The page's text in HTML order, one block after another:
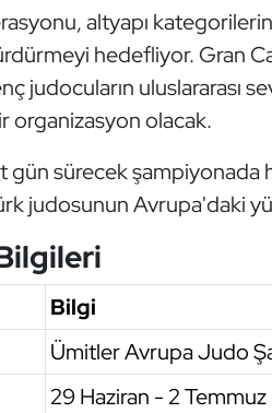
altyapı
hedefliyor. Gran
judocuların uluslararası
organizasyon olacak.
gün sürecek
judosunun Avrupa'daki
Bilgi
Ümitler Avrupa Judo
29 Haziran - 2